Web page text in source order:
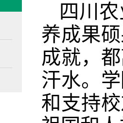
四川
养成果
成就，
汗水。
和支持